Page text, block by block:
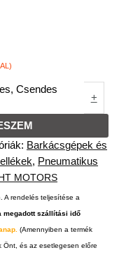
Csendes
+
Barkácsgépek és
, Pneumatikus
MOTORS
A rendelés teljesítése a
megadott szállítási idő
(Amennyiben a termék
és az esetlegesen előre